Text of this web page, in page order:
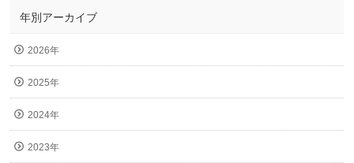
年別アーカイブ
2026年
2025年
2024年
2023年